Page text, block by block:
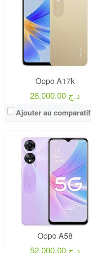
Oppo A17k
28,000.00 د.ج
Ajouter au comparatif
Oppo A58
52,000.00 د.ج